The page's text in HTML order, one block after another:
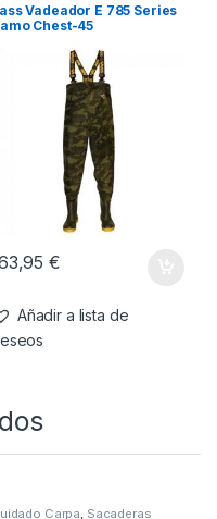
Vadeador E 785 Series
Chest-45
€
Añadir a lista de
Carpa, Sacaderas